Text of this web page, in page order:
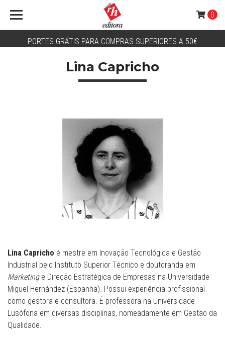
PORTES GRÁTIS PARA COMPRAS SUPERIORES A 50€
0
Lina Capricho
Lina Capricho é mestre em Inovação Tecnológica e Gestão
Industrial pelo Instituto Superior Técnico e doutoranda em
Marketing e Direção Estratégica de Empresas na Universidade
Miguel Hernández (Espanha). Possui experiência profissional
como gestora e consultora. É professora na Universidade
Lusófona em diversas disciplinas, nomeadamente em Gestão da
Qualidade.